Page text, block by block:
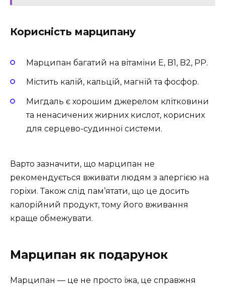
Корисність марципану
Марципан багатий на вітаміни E, B1, B2, PP.
Містить калій, кальцій, магній та фосфор.
Мигдаль є хорошим джерелом клітковини
та ненасичених жирних кислот, корисних
для серцево-судинної системи.
Варто зазначити, що марципан не
рекомендується вживати людям з алергією на
горіхи. Також слід пам’ятати, що це досить
калорійний продукт, тому його вживання
краще обмежувати.
Марципан як подарунок
Марципан — це не просто їжа, це справжня